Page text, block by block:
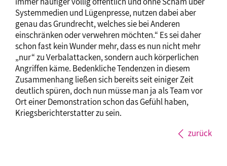
Systemmedien und Lügenpresse, nutzen dabei aber
genau das Grundrecht, welches sie bei Anderen
einschränken oder verwehren möchten.“ Es sei daher
schon fast kein Wunder mehr, dass es nun nicht mehr
„nur“ zu Verbalattacken, sondern auch körperlichen
Angriffen käme. Bedenkliche Tendenzen in diesem
Zusammenhang ließen sich bereits seit einiger Zeit
deutlich spüren, doch nun müsse man ja als Team vor
Ort einer Demonstration schon das Gefühl haben,
Kriegsberichterstatter zu sein.
zurück